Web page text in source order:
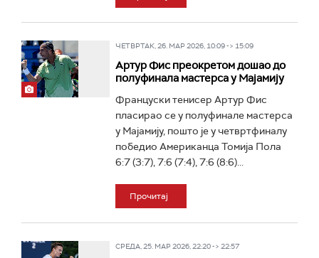
ЧЕТВРТАК, 26. МАР 2026, 10:09 -> 15:09
Артур Фис преокретом дошао до
полуфинала мастерса у Мајамију
Француски тенисер Артур Фис
пласирао се у полуфинале мастерса
у Мајамију, пошто је у четвртфиналу
победио Американца Томија Пола
6:7 (3:7), 7:6 (7:4), 7:6 (8:6)...
Прочитај
СРЕДА, 25. МАР 2026, 22:20 -> 22:57